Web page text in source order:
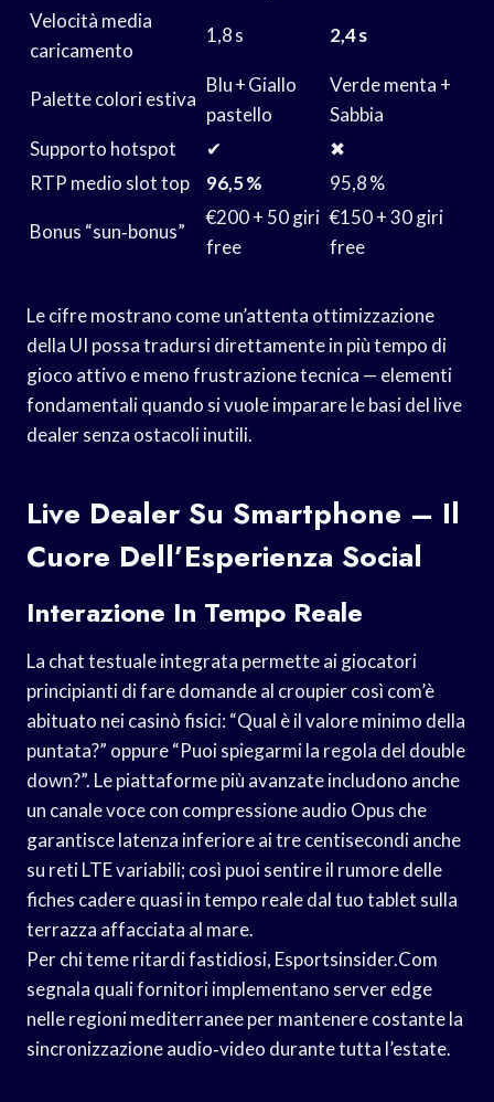
Velocità media
caricamento
1,8 s 2,4 s
Palette colori estiva
Blu + Giallo
pastello
Verde menta +
Sabbia
Supporto hotspot
✔︎
✖︎
RTP medio slot top
96,5 % 95,8 %
Bonus “sun‑bonus”
€200 + 50 giri
free
€150 + 30 giri
free
Le cifre mostrano come un’attenta ottimizzazione
della UI possa tradursi direttamente in più tempo di
gioco attivo e meno frustrazione tecnica — elementi
fondamentali quando si vuole imparare le basi del live
dealer senza ostacoli inutili.
Live Dealer Su Smartphone – Il
Cuore Dell’Esperienza Social
Interazione In Tempo Reale
La chat testuale integrata permette ai giocatori
principianti di fare domande al croupier così com’è
abituato nei casinò fisici: “Qual è il valore minimo della
puntata?” oppure “Puoi spiegarmi la regola del double
down?”. Le piattaforme più avanzate includono anche
un canale voce con compressione audio Opus che
garantisce latenza inferiore ai tre centisecondi anche
su reti LTE variabili; così puoi sentire il rumore delle
fiches cadere quasi in tempo reale dal tuo tablet sulla
terrazza affacciata al mare.
Per chi teme ritardi fastidiosi, Esportsinsider.Com
segnala quali fornitori implementano server edge
nelle regioni mediterranee per mantenere costante la
sincronizzazione audio‑video durante tutta l’estate.